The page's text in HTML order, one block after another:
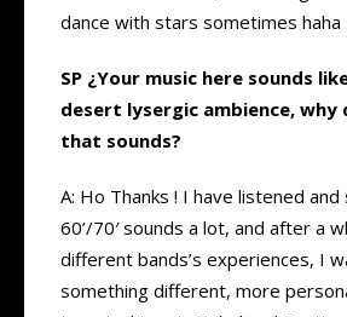
dance with stars sometimes haha
SP ¿Your music here sounds
desert lysergic ambience, why
that sounds?
A: Ho Thanks ! I have listened
60’/70′ sounds a lot, and after a
different bands’s experiences, I
something different, more